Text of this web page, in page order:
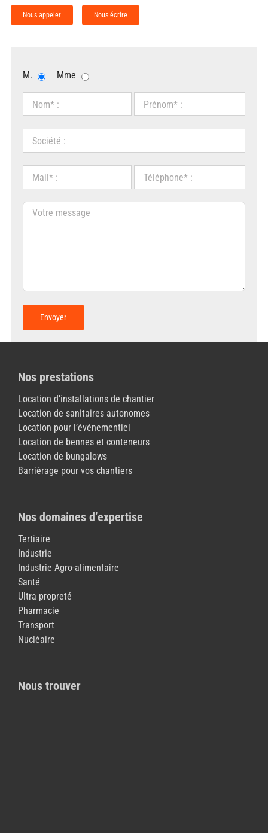
Nous appeler Nous écrire
M. Mme
Nos prestations
Location d’installations de chantier
Location de sanitaires autonomes
Location pour l’événementiel
Location de bennes et conteneurs
Location de bungalows
Barriérage pour vos chantiers
Nos domaines d’expertise
Tertiaire
Industrie
Industrie Agro-alimentaire
Santé
Ultra propreté
Pharmacie
Transport
Nucléaire
Nous trouver